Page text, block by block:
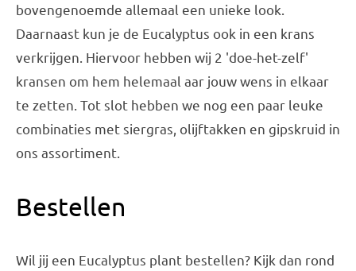
bovengenoemde allemaal een unieke look.
Daarnaast kun je de Eucalyptus ook in een krans
verkrijgen. Hiervoor hebben wij 2 'doe-het-zelf'
kransen om hem helemaal aar jouw wens in elkaar
te zetten. Tot slot hebben we nog een paar leuke
combinaties met siergras, olijftakken en gipskruid in
ons assortiment.
Bestellen
Wil jij een Eucalyptus plant bestellen? Kijk dan rond